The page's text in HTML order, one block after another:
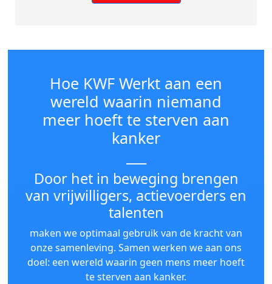
Hoe KWF Werkt aan een
wereld waarin niemand
meer hoeft te sterven aan
kanker
Door het in beweging brengen
van vrijwilligers, actievoerders en
talenten
maken we optimaal gebruik van de kracht van
onze samenleving. Samen werken we aan ons
doel: een wereld waarin geen mens meer hoeft
te sterven aan kanker.